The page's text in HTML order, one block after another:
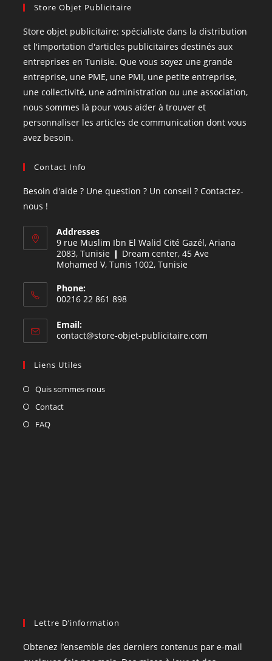
Store Objet Publicitaire
Store objet publicitaire: spécialiste dans la distribution
et l'importation d'articles publicitaires destinés aux
entreprises en Tunisie. Que vous soyez une grande
entreprise, une PME, une PMI, une petite entreprise,
une collectivité, une administration ou une association,
nous sommes là pour vous aider à trouver et
personnaliser les articles de communication dont vous
avez besoin.
Contact Info
Besoin d'aide ? Une question ? Un conseil ? Contactez-
nous !
Addresses
9 rue Muslim Ibn El Walid Cité Gazél, Ariana
2083, Tunisie ❙ Dream center, 45 Ave
Mohamed V, Tunis 1002, Tunisie
Phone:
00216 22 861 898
Email:
contact@store-objet-publicitaire.com
Liens Utiles
Quis sommes-nous
Contact
FAQ
Lettre D’information
Obtenez l’ensemble des derniers contenus par e-mail